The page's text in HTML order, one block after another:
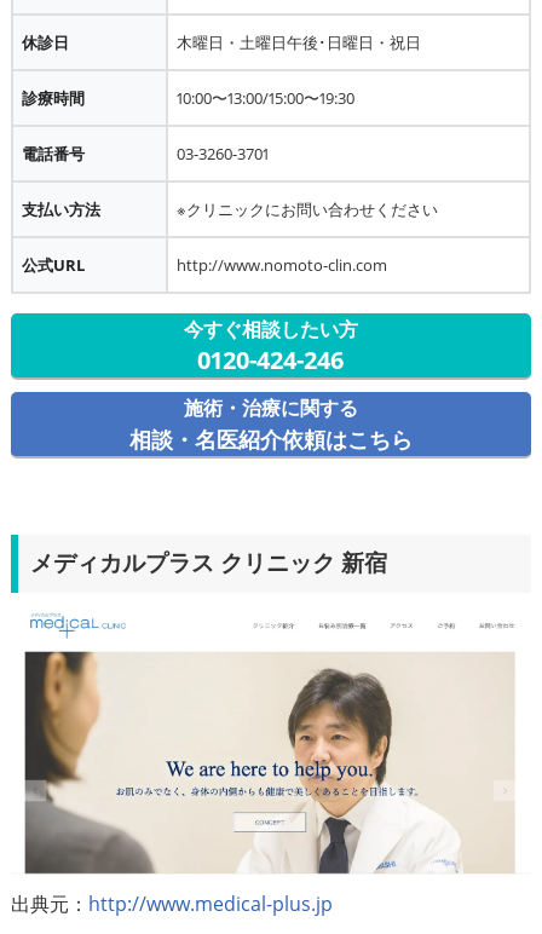
休診日 木曜日・土曜日午後･日曜日・祝日
診療時間 10:00〜13:00/15:00〜19:30
電話番号 03-3260-3701
支払い方法 ※クリニックにお問い合わせください
公式URL http://www.nomoto-clin.com
今すぐ相談したい方
0120-424-246
施術・治療に関する
相談・名医紹介依頼はこちら
メディカルプラス クリニック 新宿
出典元： http://www.medical-plus.jp